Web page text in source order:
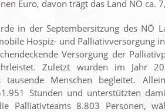
Euro, davon trägt das Land NÖ ca.
in der Septembersitzung des NÖ
Hospiz- und Palliativversorgung
Versorgung der
Zuletzt wurden im Jahr
tausende Menschen begleitet.
Stunden und unterstützten
Palliativteams 8.803 Personen,